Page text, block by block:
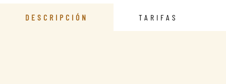
DESCRIPCIÓN TARIFAS